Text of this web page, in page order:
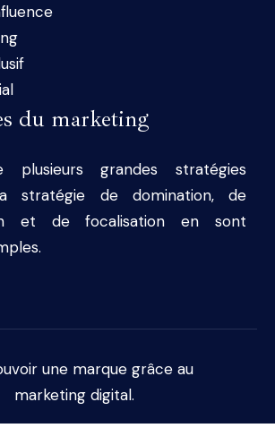
du marketing
plusieurs grandes stratégies
stratégie de domination, de
et de focalisation en sont
une marque grâce au
marketing digital.